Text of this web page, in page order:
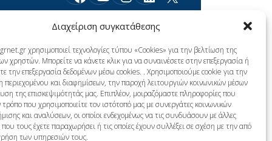
Διαχείριση συγκατάθεσης
χρησιμοποιεί τεχνολογίες τύπου «Cookies» για την βελτίωση της
χρηστών. Μπορείτε να κάνετε κλικ για να συναινέσετε στην επεξεργασία ή
την επεξεργασία δεδομένων μέσω cookies. . Χρησιμοποιούμε cookie για την
περιεχομένου και διαφημίσεων, την παροχή λειτουργιών κοινωνικών μέσων
της επισκεψιμότητάς μας. Επιπλέον, μοιραζόμαστε πληροφορίες που
που χρησιμοποιείτε τον ιστότοπό μας με συνεργάτες κοινωνικών
και αναλύσεων, οι οποίοι ενδεχομένως να τις συνδυάσουν με άλλες
τους έχετε παραχωρήσει ή τις οποίες έχουν συλλέξει σε σχέση με την από
των υπηρεσιών τους.